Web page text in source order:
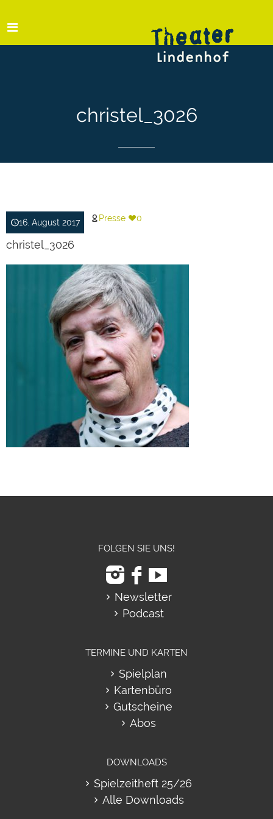
christel_3026
16. August 2017 Presse 0
christel_3026
FOLGEN SIE UNS!
Newsletter
Podcast
TERMINE UND KARTEN
Spielplan
Kartenbüro
Gutscheine
Abos
DOWNLOADS
Spielzeitheft 25/26
Alle Downloads